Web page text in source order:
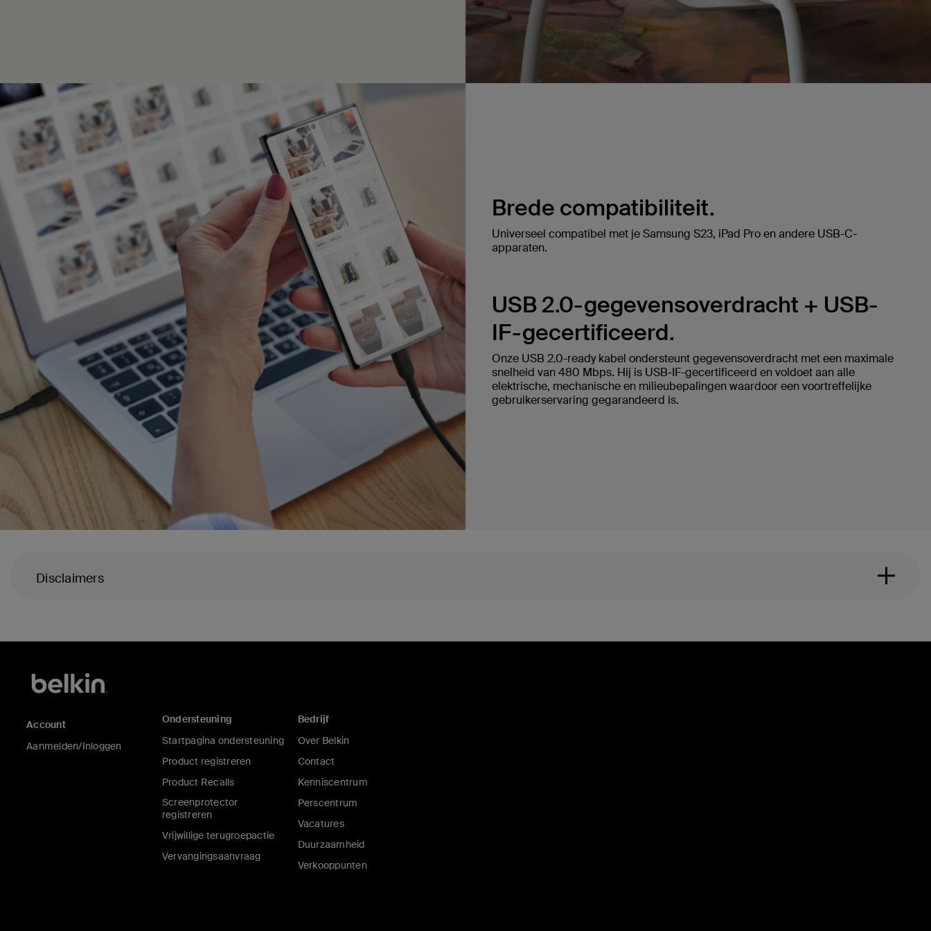
Brede compatibiliteit.
Universeel compatibel met je Samsung S23, iPad Pro en andere USB-C-
apparaten.
USB 2.0-gegevensoverdracht + USB-
IF-gecertificeerd.
Onze USB 2.0-ready kabel ondersteunt gegevensoverdracht met een maximale
snelheid van 480 Mbps. Hij is USB-IF-gecertificeerd en voldoet aan alle
elektrische, mechanische en milieubepalingen waardoor een voortreffelijke
gebruikerservaring gegarandeerd is.
Disclaimers
Account
Aanmelden/Inloggen
Ondersteuning
Startpagina ondersteuning
Product registreren
Product Recalls
Screenprotector
registreren
Vrijwillige terugroepactie
Vervangingsaanvraag
Bedrijf
Over Belkin
Contact
Kenniscentrum
Perscentrum
Vacatures
Duurzaamheid
Verkooppunten